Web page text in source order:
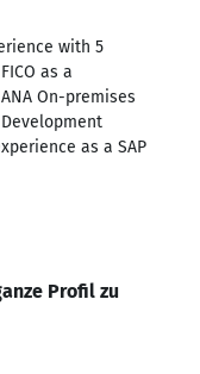
with 5
as a
On-premises
as a SAP
Profil zu